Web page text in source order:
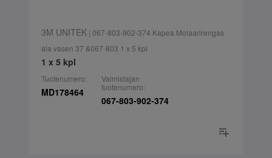
3M UNITEK| 067-803-902-374 Kapea Molaarirengas
ala vasen 37 &067-803 1 x 5 kpl
1 x 5 kpl
Tuotenumero:
MD178464
Valmistajan
tuotenumero:
067-803-902-374